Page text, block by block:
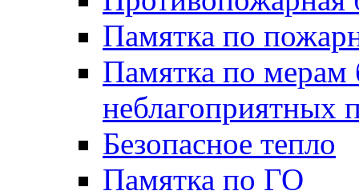
Памятка по
Памятка по мерам
неблагоприятных
Безопасное тепло
Памятка по ГО